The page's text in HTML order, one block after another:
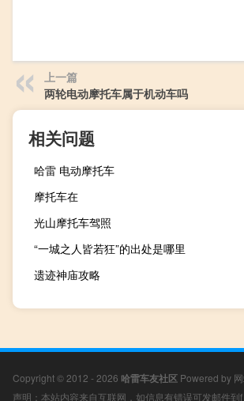
上一篇
两轮电动摩托车属于机动车吗
相关问题
哈雷 电动摩托车
摩托车在
光山摩托车驾照
“一城之人皆若狂”的出处是哪里
遗迹神庙攻略
Copyright © 2012 - 2026 哈雷车友社区 Powered by
声明：本站内容来自互联网，如信息有错误可发邮件